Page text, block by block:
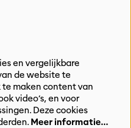
HOOGTE
en vergelijkbare
de website te
maken content van
video’s, en voor
Deze cookies
Meer informatie…